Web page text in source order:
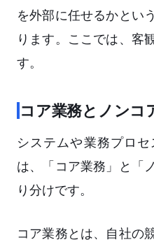
を外部に任せるかとい
ります。ここでは、客
す。
コア業務とノンコ
システムや業務プロ
は、「コア業務」と「
り分けです。
コア業務とは、自社の